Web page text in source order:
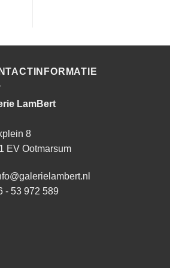
LamBert
8
EV Ootmarsum
- 53 972 589